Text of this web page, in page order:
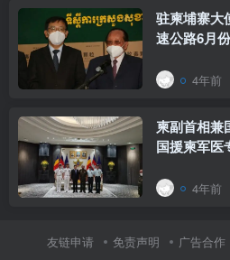
驻柬埔寨大
速公路6月
4年前
柬副首相兼
国援柬军医
4年前
友链申请 免责声明 广告合作